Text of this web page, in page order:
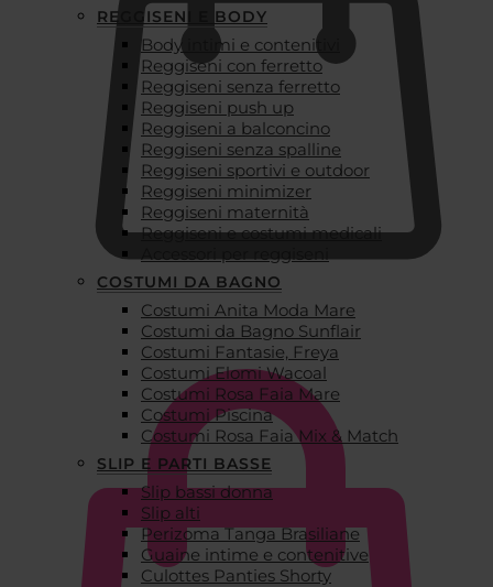
REGGISENI E BODY
Body intimi e contenitivi
Reggiseni con ferretto
Reggiseni senza ferretto
Reggiseni push up
Reggiseni a balconcino
Reggiseni senza spalline
Reggiseni sportivi e outdoor
Reggiseni minimizer
Reggiseni maternità
Reggiseni e costumi medicali
Accessori per reggiseni
COSTUMI DA BAGNO
Costumi Anita Moda Mare
Costumi da Bagno Sunflair
Costumi Fantasie, Freya
Costumi Elomi Wacoal
Costumi Rosa Faia Mare
Costumi Piscina
Costumi Rosa Faia Mix & Match
SLIP E PARTI BASSE
Slip bassi donna
Slip alti
Perizoma Tanga Brasiliane
Guaine intime e contenitive
Culottes Panties Shorty